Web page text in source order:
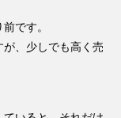
です。
、少しでも高く売